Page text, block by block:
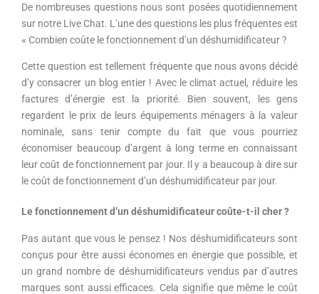
De nombreuses questions nous sont posées quotidiennement
sur notre Live Chat. L’une des questions les plus fréquentes est
« Combien coûte le fonctionnement d’un déshumidificateur ?
Cette question est tellement fréquente que nous avons décidé
d’y consacrer un blog entier ! Avec le climat actuel, réduire les
factures d’énergie est la priorité. Bien souvent, les gens
regardent le prix de leurs équipements ménagers à la valeur
nominale, sans tenir compte du fait que vous pourriez
économiser beaucoup d’argent à long terme en connaissant
leur coût de fonctionnement par jour. Il y a beaucoup à dire sur
le coût de fonctionnement d’un déshumidificateur par jour.
Le fonctionnement d’un déshumidificateur coûte-t-il cher ?
Pas autant que vous le pensez ! Nos déshumidificateurs sont
conçus pour être aussi économes en énergie que possible, et
un grand nombre de déshumidificateurs vendus par d’autres
marques sont aussi efficaces. Cela signifie que même le coût